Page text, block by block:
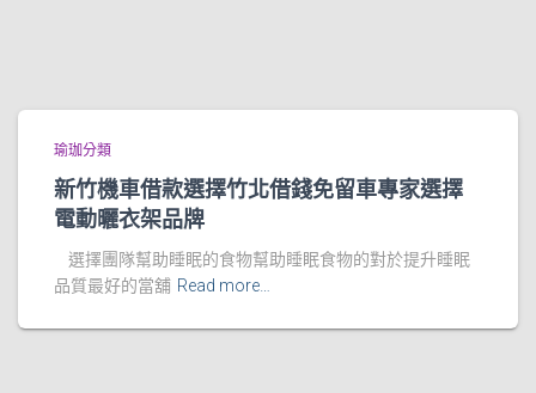
瑜珈分類
新竹機車借款選擇竹北借錢免留車專家選擇
電動曬衣架品牌
選擇團隊幫助睡眠的食物幫助睡眠食物的對於提升睡眠
品質最好的當舖 Read more…